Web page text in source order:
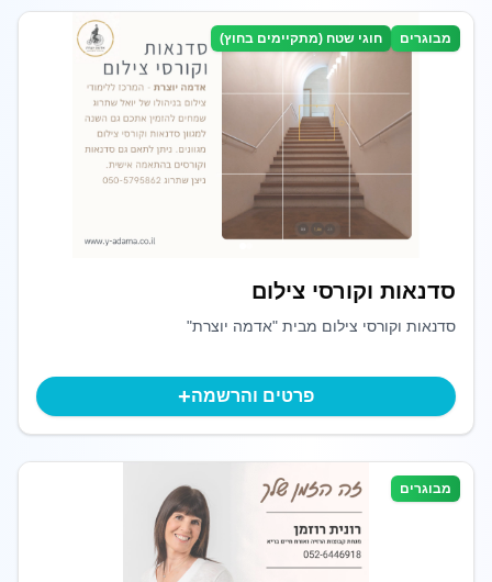
מבוגרים חוגי שטח (מתקיימים בחוץ)
סדנאות וקורסי צילום
סדנאות וקורסי צילום מבית "אדמה יוצרת"
פרטים והרשמה+
מבוגרים